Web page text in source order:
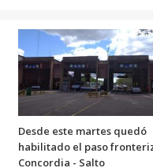
Desde este martes quedó
habilitado el paso
Concordia - Salto